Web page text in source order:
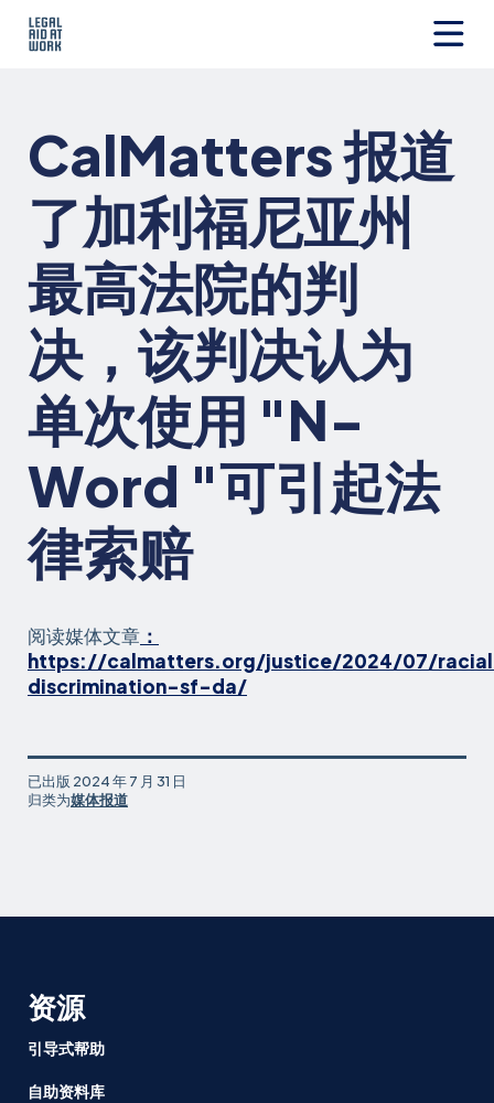
Work
CalMatters 报道
了加利福尼亚州
最高法院的判
决，该判决认为
单次使用 "N-
Word "可引起法
律索赔
阅读媒体文章 ：
https://calmatters.org/justice/2024/07/
discrimination-sf-da/
已出版 2024 年 7 月 31 日
归类为媒体报道
资源
引导式帮助
自助资料库